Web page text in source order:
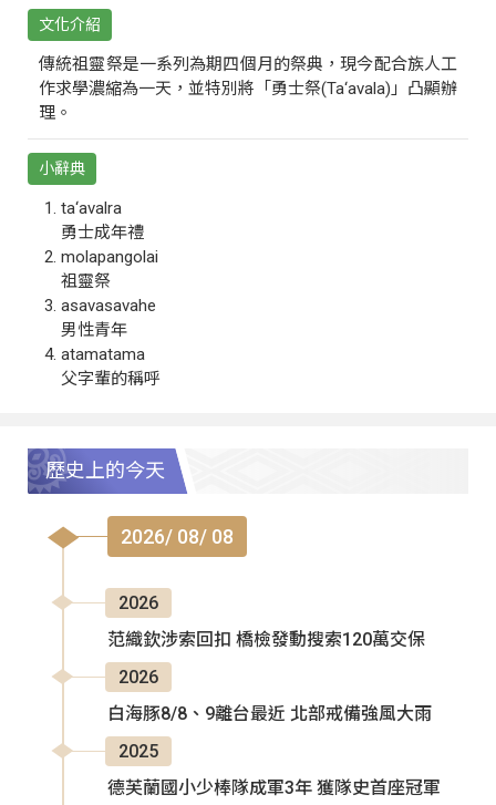
文化介紹
傳統祖靈祭是一系列為期四個月的祭典，現今配合族人工
作求學濃縮為一天，並特別將「勇士祭(Ta‘avala)」凸顯辦
理。
小辭典
ta‘avalra
勇士成年禮
molapangolai
祖靈祭
asavasavahe
男性青年
atamatama
父字輩的稱呼
歷史上的今天
2026/ 08/ 08
2026
范織欽涉索回扣 橋檢發動搜索120萬交保
2026
白海豚8/8、9離台最近 北部戒備強風大雨
2025
德芙蘭國小少棒隊成軍3年 獲隊史首座冠軍